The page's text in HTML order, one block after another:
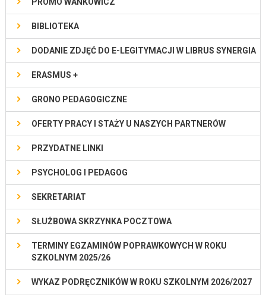
BIBLIOTEKA
DODANIE ZDJĘĆ DO E-LEGITYMACJI W LIBRUS SYNERGIA
ERASMUS +
GRONO PEDAGOGICZNE
OFERTY PRACY I STAŻY U NASZYCH PARTNERÓW
PRZYDATNE LINKI
PSYCHOLOG I PEDAGOG
SEKRETARIAT
SŁUŻBOWA SKRZYNKA POCZTOWA
TERMINY EGZAMINÓW POPRAWKOWYCH W ROKU
SZKOLNYM 2025/26
WYKAZ PODRĘCZNIKÓW W ROKU SZKOLNYM 2026/2027